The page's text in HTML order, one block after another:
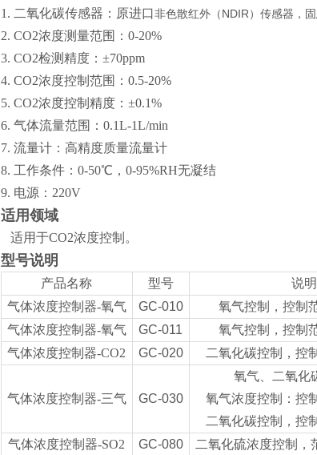
1. 二氧化碳传感器：原进口非色散红外（NDIR）传感器，
2. CO2浓度测量范围：0-20%
3. CO2检测精度：±70ppm
4. CO2浓度控制范围：0.5-20%
5. CO2浓度控制精度：±0.1%
6. 气体流量范围：0.1L-1L/min
7. 流量计：高精度质量流量计
8. 工作条件：0-50℃，0-95%RH无凝结
9. 电源：220V
适用领域
适用于CO2浓度控制。
型号说明
产品名称 型号
说明
气体浓度控制器-氧气
GC-010
氧气控制，控制
气体浓度控制器-氧气
GC-011
氧气控制，控制
气体浓度控制器-CO2
GC-020 二氧化碳控制，控
气体浓度控制器-三气 GC-030
氧气、二氧化
氧气浓度控制：控
二氧化碳控制，控
气体浓度控制器-SO2
GC-080 二氧化硫浓度控制，